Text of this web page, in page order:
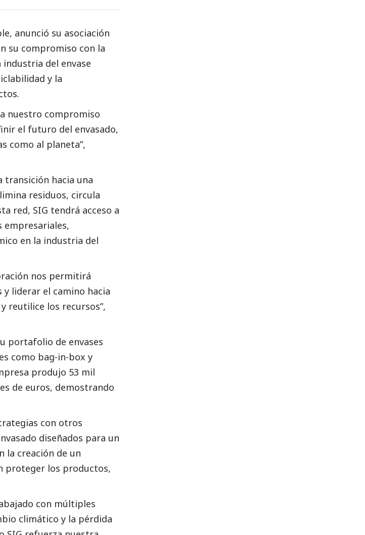
anunció su asociación
su compromiso con la
del envase
y la
nuestro compromiso
el futuro del envasado,
como al planeta”,
transición hacia una
residuos, circula
red, SIG tendrá acceso a
empresariales,
en la industria del
nos permitirá
liderar el camino hacia
reutilice los recursos”,
portafolio de envases
como bag-in-box y
produjo 53 mil
de euros, demostrando
con otros
diseñados para un
la creación de un
proteger los productos,
con múltiples
climático y la pérdida